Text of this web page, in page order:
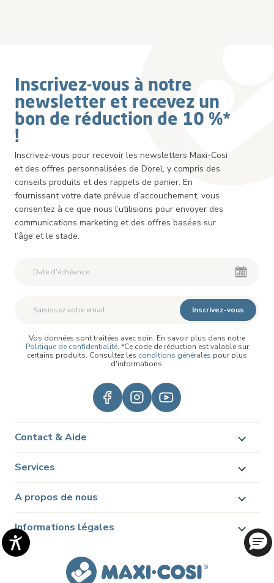
Inscrivez-vous à notre
newsletter et recevez un
bon de réduction de 10 %*
!
Inscrivez-vous pour recevoir les newsletters Maxi-Cosi
et des offres personnalisées de Dorel, y compris des
conseils produits et des rappels de panier. En
fournissant votre date prévue d’accouchement, vous
consentez à ce que nous l’utilisions pour envoyer des
communications marketing et des offres basées sur
l’âge et le stade.
Deuxième Prénom
Inscrivez-vous
Vos données sont traitées avec soin. En savoir plus dans notre
Politique de confidentialité. *Ce code de réduction est valable sur
certains produits. Consultez les conditions générales pour plus
d'informations.
Contact & Aide
Services
A propos de nous
Informations légales